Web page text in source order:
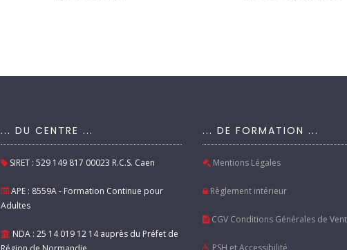
... DU CENTRE ...
SIRET : 529 149 817 00023 R.C.S. Caen
APE : 8559A - Formation Continue pour
Adultes
NDA : 25 14 019 12 14 auprès du Préfet de
... DE FORMATION ...
Mentions Légales
Règlement intérieur
CGV Conditions Générales de